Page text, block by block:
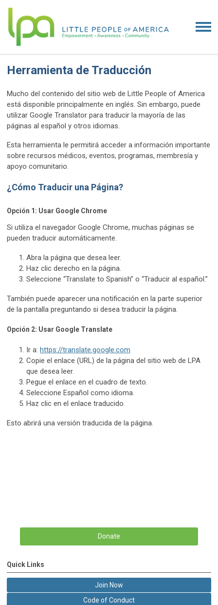
Herramienta de Traducción
Mucho del contenido del sitio web de Little People of America
está disponible principalmente en inglés. Sin embargo, puede
utilizar Google Translator para traducir la mayoría de las
páginas al español y otros idiomas.
Esta herramienta le permitirá acceder a información importante
sobre recursos médicos, eventos, programas, membresía y
apoyo comunitario.
¿Cómo Traducir una Página?
Opción 1: Usar Google Chrome
Si utiliza el navegador Google Chrome, muchas páginas se
pueden traducir automáticamente.
Abra la página que desea leer.
Haz clic derecho en la página.
Seleccione “Translate to Spanish” o “Traducir al español.”
También puede aparecer una notificación en la parte superior
de la pantalla preguntando si desea traducir la página.
Opción 2: Usar Google Translate
Ir a: https://translate.google.com
Copie el enlace (URL) de la página del sitio web de LPA
que desea leer.
Pegue el enlace en el cuadro de texto.
Seleccione Español como idioma.
Haz clic en el enlace traducido.
Esto abrirá una versión traducida de la página.
Donate
Quick Links
Join Now
Code of Conduct